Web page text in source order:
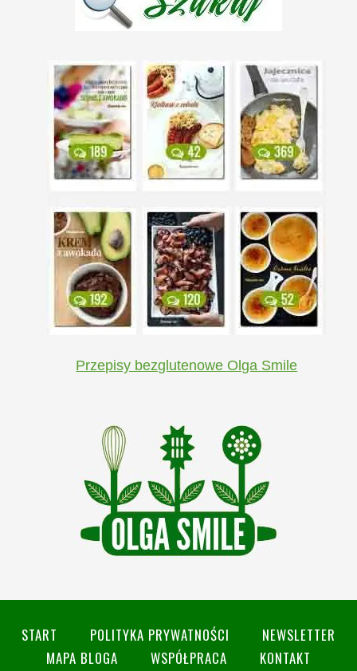
Przepisy bezglutenowe Olga Smile
START POLITYKA PRYWATNOŚCI
NEWSLETTER
MAPA BLOGA
WSPÓŁPRACA
KONTAKT